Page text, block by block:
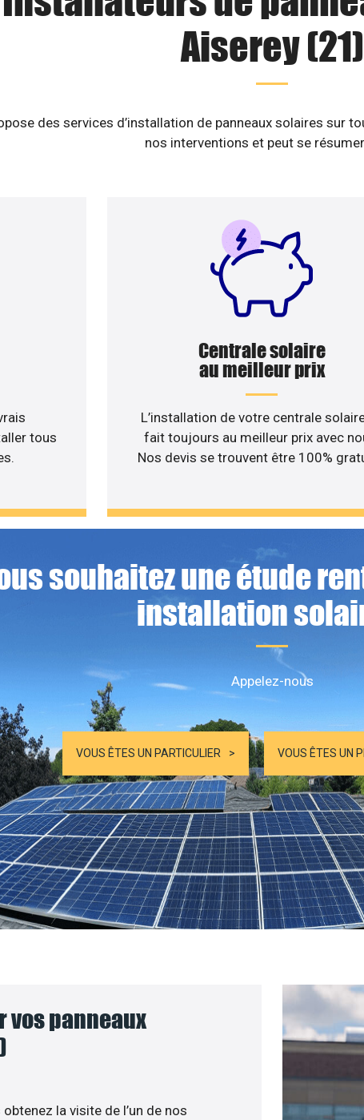
Aiserey (21)
des services d’installation de panneaux solaires sur
nos interventions et peut se
tous
Centrale solaire
au meilleur prix
L’installation de votre centrale
fait toujours au meilleur prix avec
Nos devis se trouvent être 100%
souhaitez une étude
installation
Appelez-nous
VOUS ÊTES UN PARTICULIER VOUS ÊTES UN
vos panneaux
la visite de l’un de nos